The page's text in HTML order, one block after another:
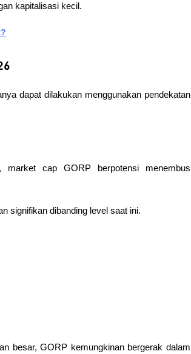
kapitalisasi kecil.
dapat dilakukan menggunakan pendekatan
market cap GORP berpotensi menembus
signifikan dibanding level saat ini.
besar, GORP kemungkinan bergerak dalam